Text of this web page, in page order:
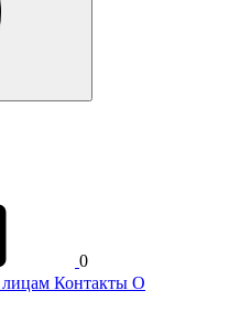
0
Контакты О